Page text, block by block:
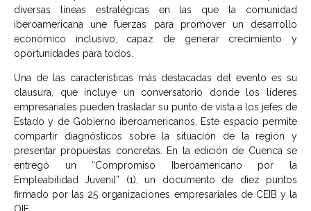
diversas líneas estratégicas en las que la comunidad
iberoamericana une fuerzas para promover un desarrollo
económico inclusivo, capaz de generar crecimiento y
oportunidades para todos.
Una de las características más destacadas del evento es su
clausura, que incluye un conversatorio donde los líderes
empresariales pueden trasladar su punto de vista a los jefes de
Estado y de Gobierno iberoamericanos. Este espacio permite
compartir diagnósticos sobre la situación de la región y
presentar propuestas concretas. En la edición de Cuenca se
entregó un “Compromiso Iberoamericano por la
Empleabilidad Juvenil” (1), un documento de diez puntos
firmado por las 25 organizaciones empresariales de CEIB y la